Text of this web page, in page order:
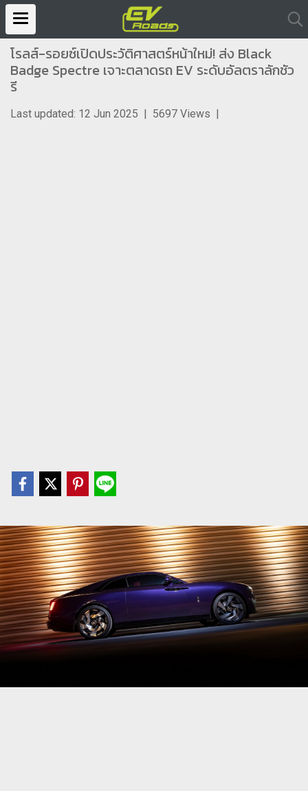
โรลส์-รอยซ์เปิดประวัติศาสตร์หน้าใหม่! ส่ง Black
Badge Spectre เจาะตลาดรถ EV ระดับอัลตราลักชัว
รี
Last updated: 12 Jun 2025 | 5697 Views |